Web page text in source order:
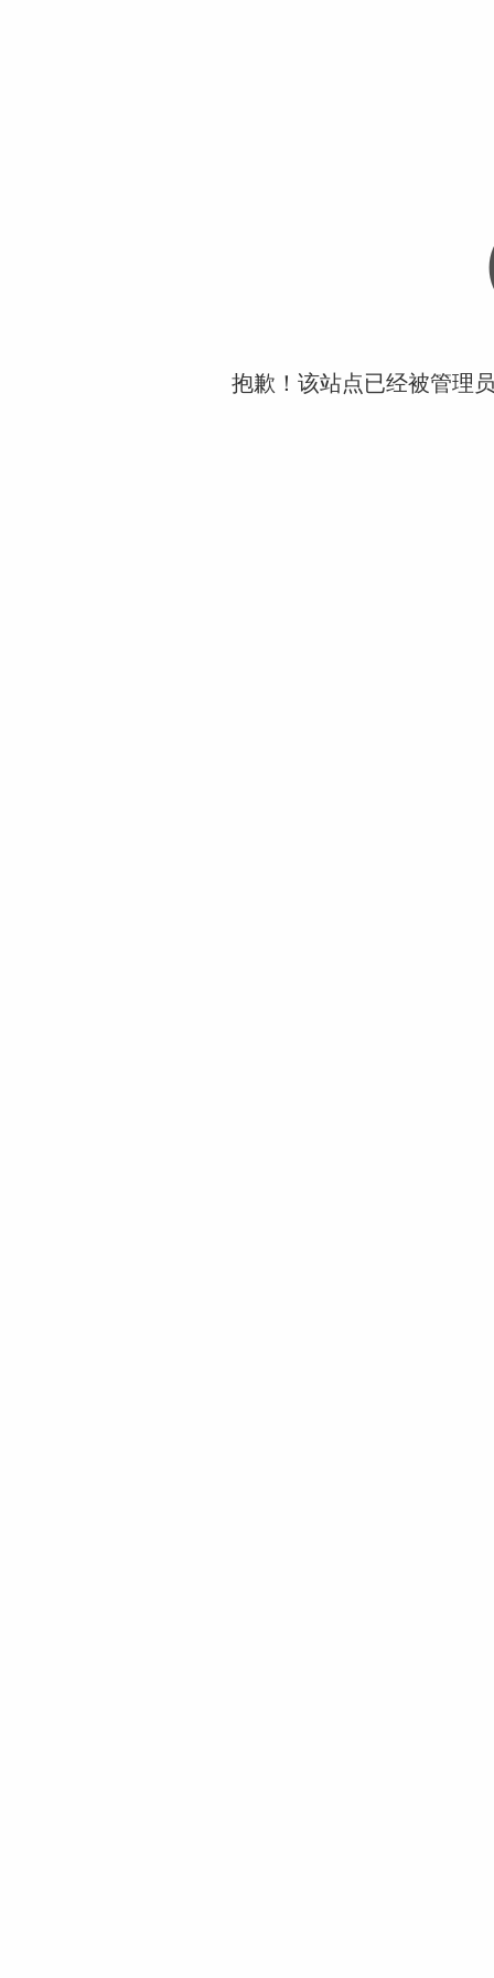
抱歉！该站点已经被管理